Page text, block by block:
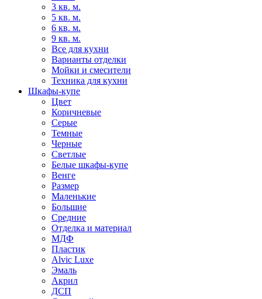
3 кв. м.
5 кв. м.
6 кв. м.
9 кв. м.
Все для кухни
Варианты отделки
Мойки и смесители
Техника для кухни
Шкафы-купе
Цвет
Коричневые
Серые
Темные
Черные
Светлые
Белые шкафы-купе
Венге
Размер
Маленькие
Большие
Средние
Отделка и материал
МДФ
Пластик
Alvic Luxe
Эмаль
Акрил
ДСП